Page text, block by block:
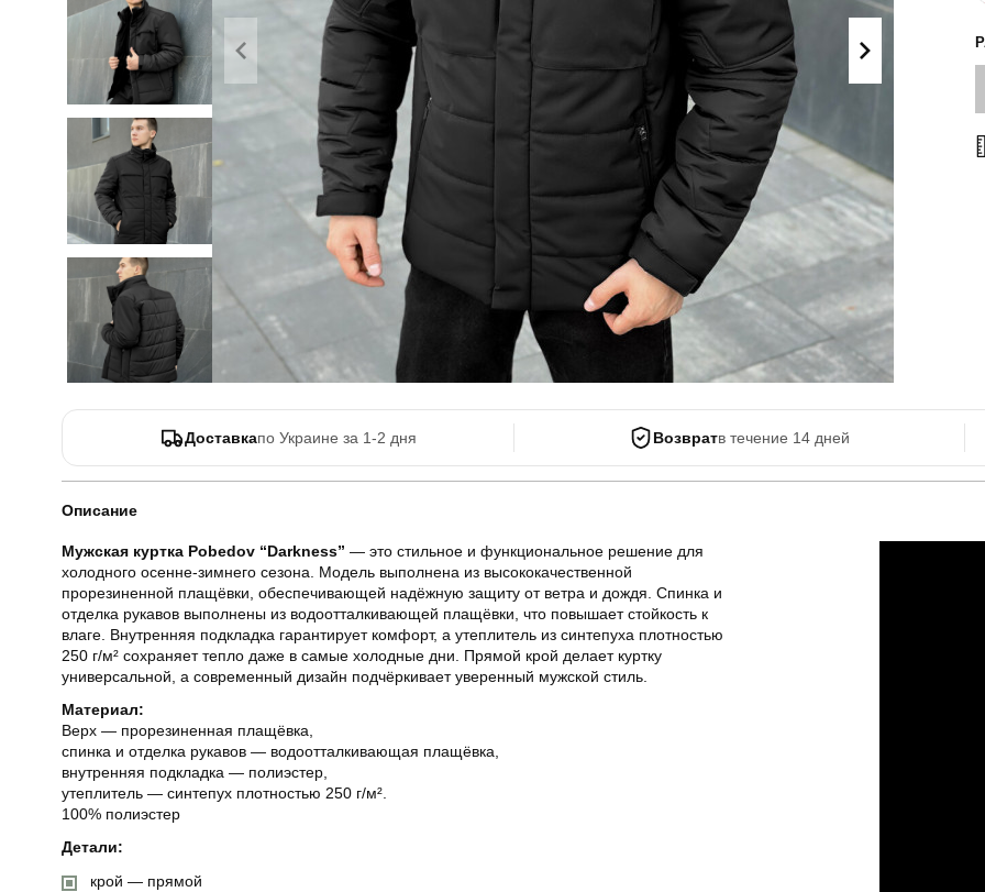
Комбінезони
Спортивні
Сорочки
Футболки
Майка
ХУДІ, СВІТШОТИ, СВЕТРИ
Кофти
Светри
Світшоти
Худі
Боди
Доставкапо Украине за 1-2 дня Возвратв течение 14 дней
Описание
Мужская куртка Pobedov “Darkness” — это стильное и функциональное решение для
холодного осенне-зимнего сезона. Модель выполнена из высококачественной
прорезиненной плащёвки, обеспечивающей надёжную защиту от ветра и дождя. Спинка и
отделка рукавов выполнены из водоотталкивающей плащёвки, что повышает стойкость к
влаге. Внутренняя подкладка гарантирует комфорт, а утеплитель из синтепуха плотностью
250 г/м² сохраняет тепло даже в самые холодные дни. Прямой крой делает куртку
универсальной, а современный дизайн подчёркивает уверенный мужской стиль.
Материал:
Верх — прорезиненная плащёвка,
спинка и отделка рукавов — водоотталкивающая плащёвка,
внутренняя подкладка — полиэстер,
утеплитель — синтепух плотностью 250 г/м².
100% полиэстер
Детали:
крой — прямой